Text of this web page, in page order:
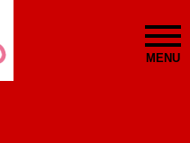
MENU